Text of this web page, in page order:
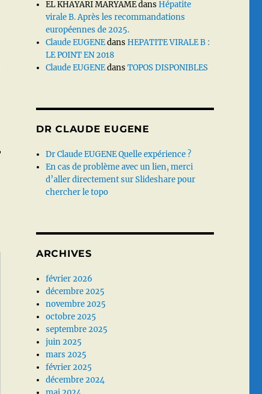
EL KHAYARI MARYAMEdansHépatite
virale B. Après les recommandations
européennes de 2025.
Claude EUGENEdansHEPATITE VIRALE B :
LE POINT EN 2018
Claude EUGENEdansTOPOS DISPONIBLES
DR CLAUDE EUGENE
Dr Claude EUGENE Quelle expérience ?
En cas de problème avec un lien, merci
d’aller directement sur Slideshare pour
chercher le topo
ARCHIVES
février 2026
décembre 2025
novembre 2025
octobre 2025
septembre 2025
juin 2025
mars 2025
février 2025
décembre 2024